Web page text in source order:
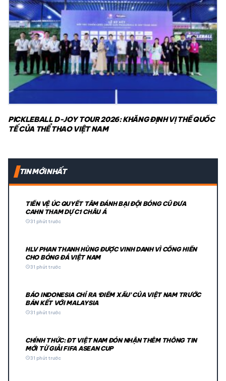
PICKLEBALL D-JOY TOUR 2026: KHẲNG ĐỊNH VỊ THẾ QUỐC
TẾ CỦA THỂ THAO VIỆT NAM
TIN MỚI NHẤT
TIỀN VỆ ÚC QUYẾT TÂM ĐÁNH BẠI ĐỘI BÓNG CŨ ĐƯA
CAHN THAM DỰ C1 CHÂU Á
schedule31 phút trước
HLV PHAN THANH HÙNG ĐƯỢC VINH DANH VÌ CỐNG HIẾN
CHO BÓNG ĐÁ VIỆT NAM
schedule31 phút trước
BÁO INDONESIA CHỈ RA ‘ĐIỀM XẤU’ CỦA VIỆT NAM TRƯỚC
BÁN KẾT VỚI MALAYSIA
schedule31 phút trước
CHÍNH THỨC: ĐT VIỆT NAM ĐÓN NHẬN THÊM THÔNG TIN
MỚI TỪ GIẢI FIFA ASEAN CUP
schedule31 phút trước